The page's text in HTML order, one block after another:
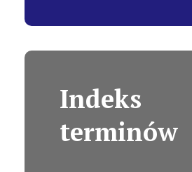
Indeks
terminów